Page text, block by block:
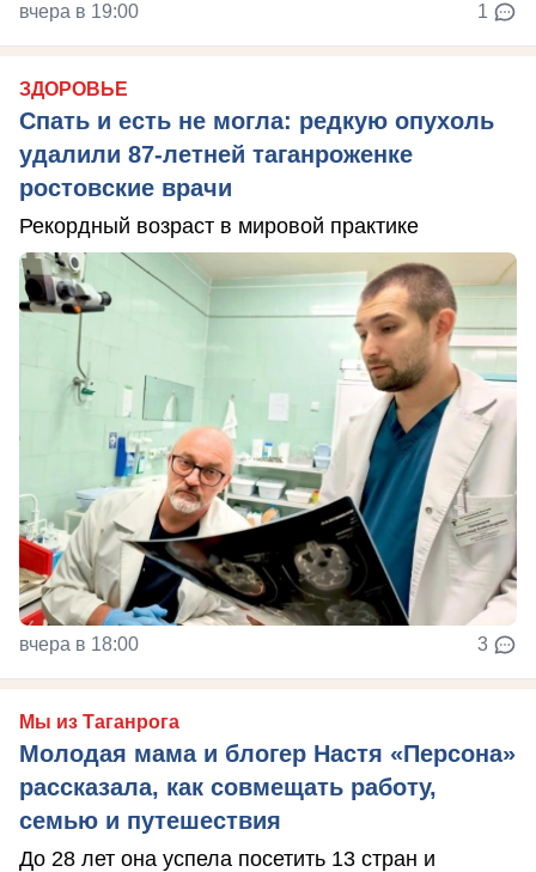
вчера в 19:00 1
ЗДОРОВЬЕ
Спать и есть не могла: редкую опухоль
удалили 87-летней таганроженке
ростовские врачи
Рекордный возраст в мировой практике
вчера в 18:00 3
Мы из Таганрога
Молодая мама и блогер Настя «Персона»
рассказала, как совмещать работу,
семью и путешествия
До 28 лет она успела посетить 13 стран и